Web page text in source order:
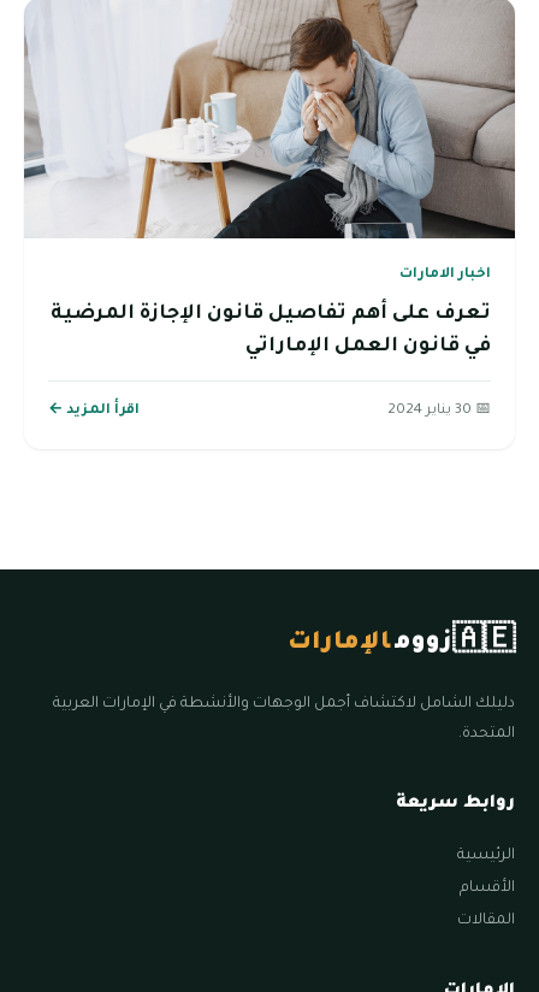
اخبار الامارات
تعرف على أهم تفاصيل قانون الإجازة المرضية
في قانون العمل الإماراتي
📅 30 يناير 2024 اقرأ المزيد ←
🇦🇪زوومالإمارات
دليلك الشامل لاكتشاف أجمل الوجهات والأنشطة في الإمارات العربية
المتحدة.
روابط سريعة
الرئيسية
الأقسام
المقالات